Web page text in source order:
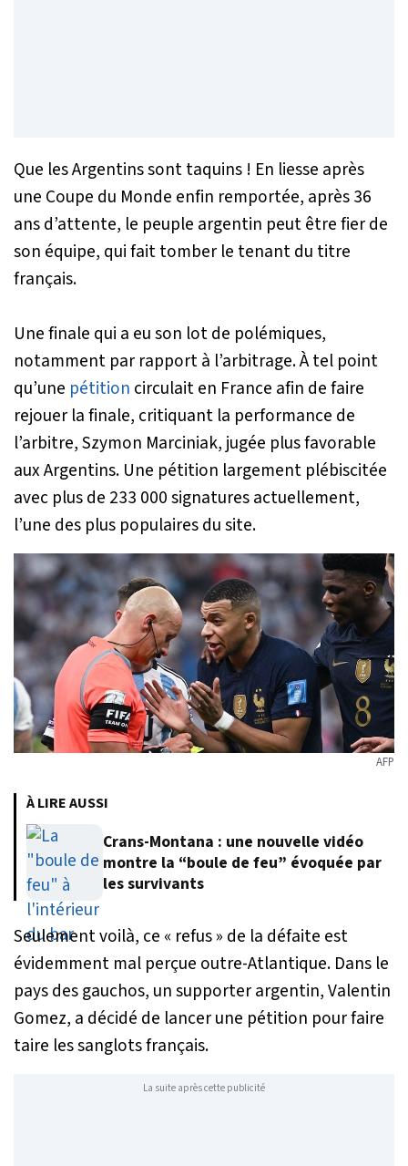
Que les Argentins sont taquins ! En liesse après
une Coupe du Monde enfin remportée, après 36
ans d’attente, le peuple argentin peut être fier de
son équipe, qui fait tomber le tenant du titre
français.
Une finale qui a eu son lot de polémiques,
notamment par rapport à l’arbitrage. À tel point
qu’une pétition circulait en France afin de faire
rejouer la finale, critiquant la performance de
l’arbitre, Szymon Marciniak, jugée plus favorable
aux Argentins. Une pétition largement plébiscitée
avec plus de 233 000 signatures actuellement,
l’une des plus populaires du site.
AFP
À LIRE AUSSI
Crans-Montana : une nouvelle vidéo
montre la “boule de feu” évoquée par
les survivants
Seulement voilà, ce « refus » de la défaite est
évidemment mal perçue outre-Atlantique. Dans le
pays des gauchos, un supporter argentin, Valentin
Gomez, a décidé de lancer une pétition pour faire
taire les sanglots français.
La suite après cette publicité